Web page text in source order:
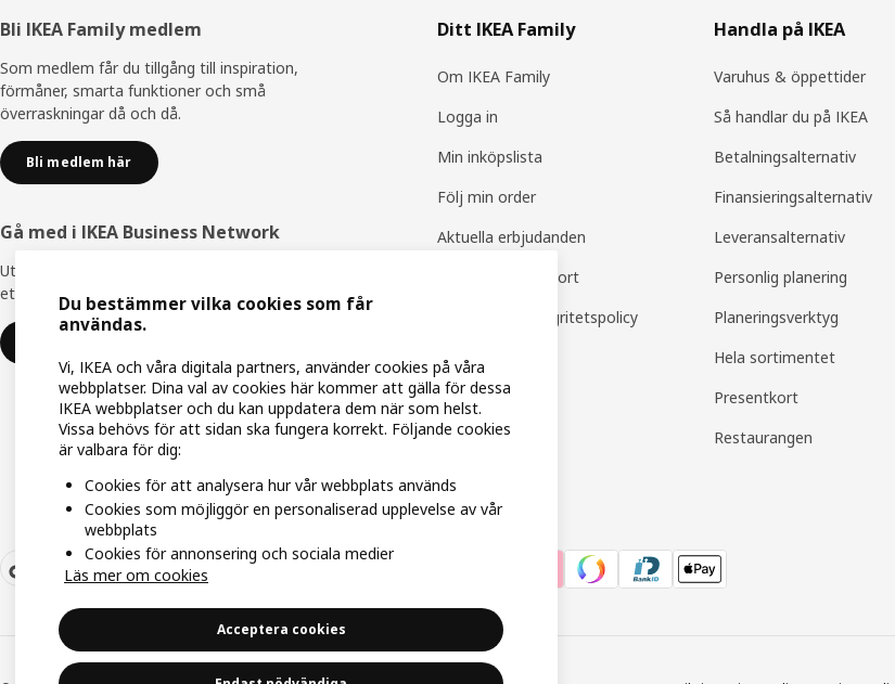
Sidfot
Bli IKEA Family medlem
Som medlem får du tillgång till inspiration,
förmåner, smarta funktioner och små
överraskningar då och då.
Bli medlem här
Gå med i IKEA Business Network
Utnyttja flera unika förmåner för att skapa
ett bättre arbetsliv - helt kostnadsfritt.
Ditt IKEA Family
Om IKEA Family
Logga in
Min inköpslista
Följ min order
Aktuella erbjudanden
IKEA Family support
IKEA Family integritetspolicy
Handla på IKEA
Varuhus & öppettider
Så handlar du på IKEA
Betalningsalternativ
Finansieringsalternativ
Leveransalternativ
Personlig planering
Planeringsverktyg
Hela sortimentet
Presentkort
Restaurangen
Du bestämmer vilka cookies som får
användas.
Vi, IKEA och våra digitala partners, använder cookies på våra
webbplatser. Dina val av cookies här kommer att gälla för dessa
IKEA webbplatser och du kan uppdatera dem när som helst.
Vissa behövs för att sidan ska fungera korrekt. Följande cookies
är valbara för dig:
Cookies för att analysera hur vår webbplats används
Cookies som möjliggör en personaliserad upplevelse av vår
webbplats
Cookies för annonsering och sociala medier
Läs mer om cookies
Acceptera cookies